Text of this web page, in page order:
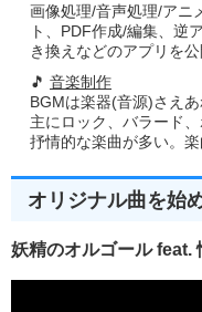
画像処理/音声処理/アニ
ト、PDF作成/編集、逆
き換えなどのアプリを公
🎵 音楽制作
BGMは楽器(音源)さえ
主にロック、バラード
抒情的な楽曲が多い。
オリジナル曲を始
妖精のオルゴール feat.